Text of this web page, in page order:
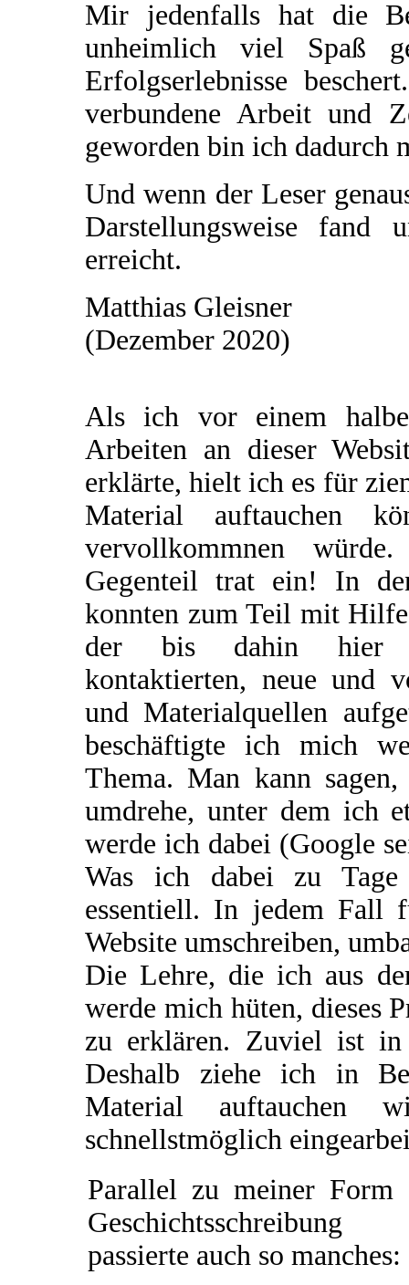
Mir jedenfalls hat die
unheimlich viel Spaß
Erfolgserlebnisse
verbundene Arbeit und
geworden bin ich dadurch
Und wenn der Leser
Darstellungsweise
erreicht.
Matthias Gleisner
(Dezember 2020)
Als ich vor einem
Arbeiten an dieser
erklärte, hielt ich es für
Material auftauchen
vervollkommnen
Gegenteil trat ein! In
konnten zum Teil mit
der bis dahin hier
kontaktierten, neue und
und Materialquellen
beschäftigte ich mich
Thema. Man kann
umdrehe, unter dem ich
werde ich dabei (Google
Was ich dabei zu
essentiell. In jedem Fall
Website umschreiben,
Die Lehre, die ich aus
werde mich hüten, dieses
zu erklären. Zuviel ist in
Deshalb ziehe ich in
Material auftauchen
schnellstmöglich
Parallel zu meiner Form
Geschichtsschreibung
passierte auch so manches: